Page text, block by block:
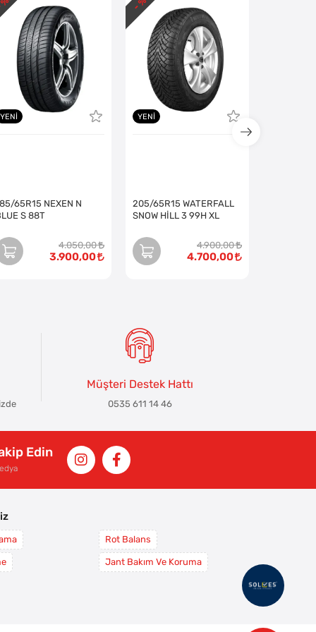
YENI
65R15 NEXEN N
S 88T
4.050,00
3.900,00
YENI
205/65R15 WATERFALL
SNOW HİLL 3 99H XL
4.900,00
4.700,00
- %
Müşteri Destek Hattı
0535 611 14 46
Edin
Rot Balans
Jant Bakım Ve Koruma